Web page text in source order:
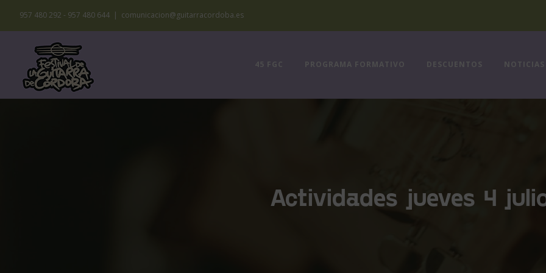
Saltar
al
contenido
957 480 292 - 957 480 644 | comunicacion@guitarracordoba.es
45 FGC PROGRAMA FORMATIVO DESCUENTOS NOTICIAS
Actividades jueves 4